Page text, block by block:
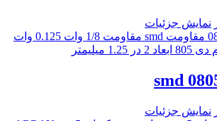
نمایش جزئیات
نمایش جزئیات